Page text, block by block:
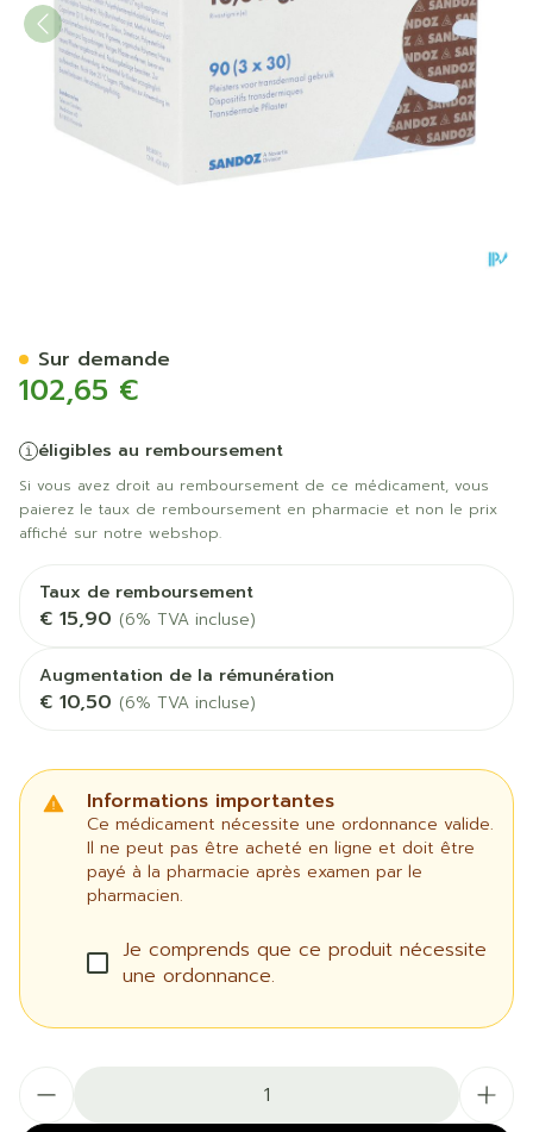
102,65 €
éligibles au remboursement
Si vous avez droit au remboursement de ce médicament, vous
paierez le taux de remboursement en pharmacie et non le prix
affiché sur notre webshop.
Taux de remboursement
€ 15,90 (6% TVA incluse)
Augmentation de la rémunération
€ 10,50 (6% TVA incluse)
Informations importantes
Ce médicament nécessite une ordonnance valide.
Il ne peut pas être acheté en ligne et doit être
payé à la pharmacie après examen par le
pharmacien.
Je comprends que ce produit nécessite
une ordonnance.
Sur demande